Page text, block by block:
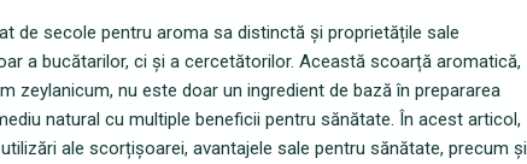
de secole pentru aroma sa distinctă și proprietățile sale
a bucătarilor, ci și a cercetătorilor. Această scoarță aromatică,
zeylanicum, nu este doar un ingredient de bază în prepararea
natural cu multiple beneficii pentru sănătate. În acest articol,
ale scorțișoarei, avantajele sale pentru sănătate, precum și